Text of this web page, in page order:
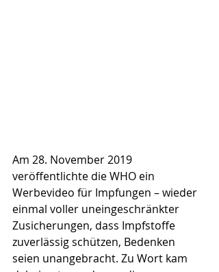
Am 28. November 2019
veröffentlichte die WHO ein
Werbevideo für Impfungen – wieder
einmal voller uneingeschränkter
Zusicherungen, dass Impfstoffe
zuverlässig schützen, Bedenken
seien unangebracht. Zu Wort kam